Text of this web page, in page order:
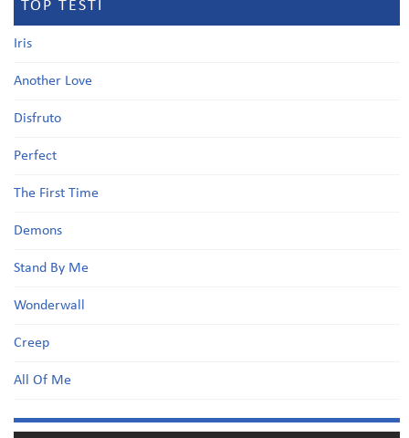
TOP TESTI
Iris
Another Love
Disfruto
Perfect
The First Time
Demons
Stand By Me
Wonderwall
Creep
All Of Me